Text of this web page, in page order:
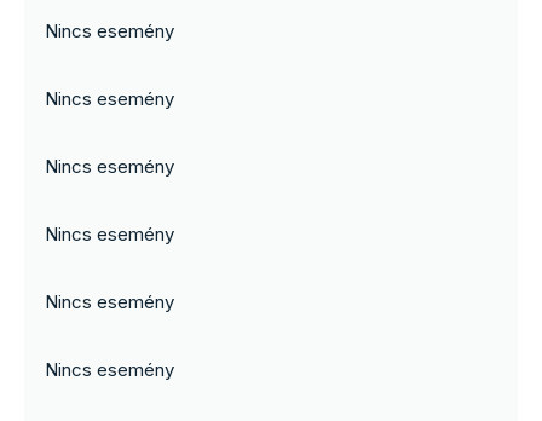
Nincs esemény
Nincs esemény
Nincs esemény
Nincs esemény
Nincs esemény
Nincs esemény